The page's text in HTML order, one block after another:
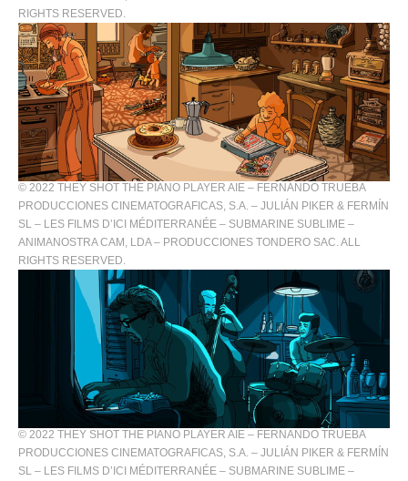
RIGHTS RESERVED.
© 2022 THEY SHOT THE PIANO PLAYER AIE – FERNANDO TRUEBA
PRODUCCIONES CINEMATOGRAFICAS, S.A. – JULIÁN PIKER & FERMÍN
SL – LES FILMS D’ICI MÉDITERRANÉE – SUBMARINE SUBLIME –
ANIMANOSTRA CAM, LDA – PRODUCCIONES TONDERO SAC. ALL
RIGHTS RESERVED.
© 2022 THEY SHOT THE PIANO PLAYER AIE – FERNANDO TRUEBA
PRODUCCIONES CINEMATOGRAFICAS, S.A. – JULIÁN PIKER & FERMÍN
SL – LES FILMS D’ICI MÉDITERRANÉE – SUBMARINE SUBLIME –